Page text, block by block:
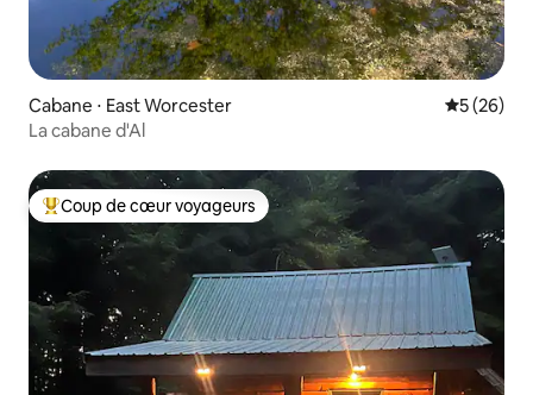
Cabane ⋅ East Worcester
5 (26)
La cabane d'Al
Coups de cœur voyageurs les plus appréciés
Coup de cœur voyageurs